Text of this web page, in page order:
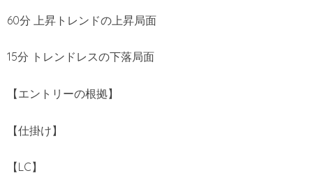
60分 上昇トレンドの上昇局面
15分 トレンドレスの下落局面
【エントリーの根拠】
【仕掛け】
【LC】